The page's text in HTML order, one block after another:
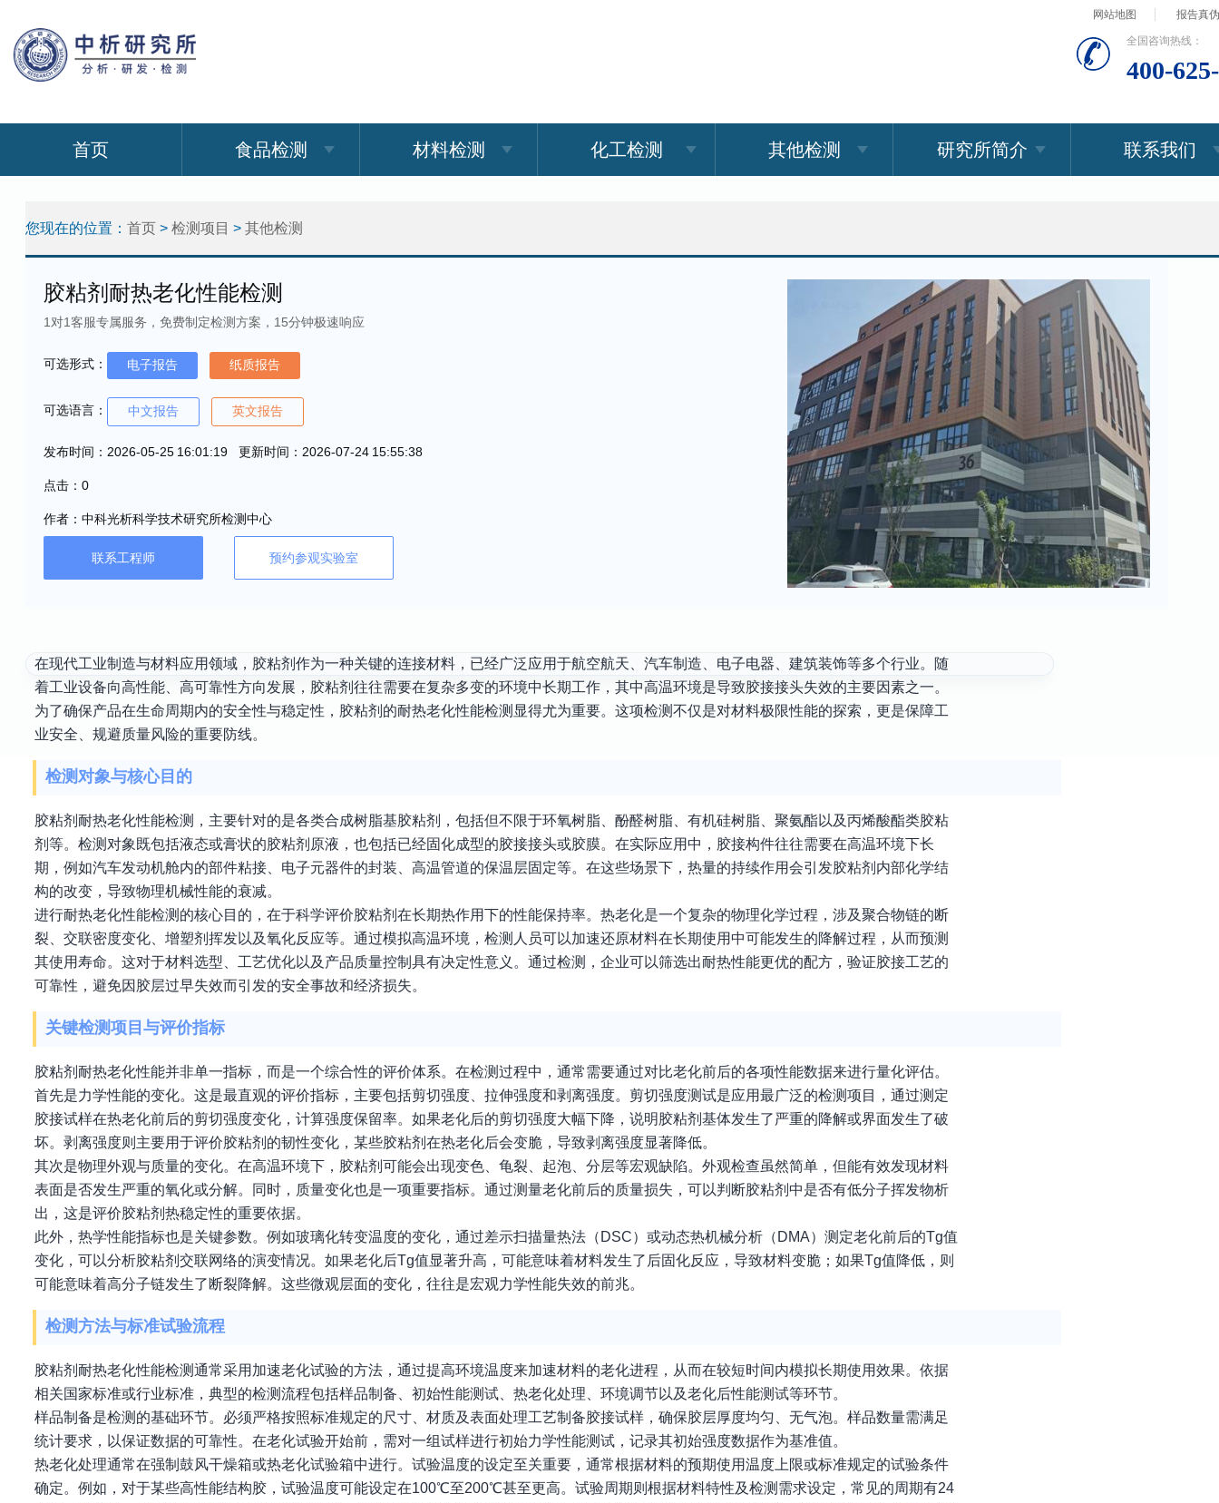
网站地图 报告真
全国咨询热线：
400-
首页 食品检测 材料检测 化工检测 其他检测 研究所简介 联系我们
您现在的位置： 首页 > 检测项目 > 其他检测
胶粘剂耐热老化性能检测
1对1客服专属服务，免费制定检测方案，15分钟极速响应
可选形式： 电子报告 纸质报告
可选语言： 中文报告 英文报告
发布时间：2026-05-25 16:01:19 更新时间：2026-07-24 15:55:38
点击：0
作者：中科光析科学技术研究所检测中心
联系工程师 预约参观实验室
在现代工业制造与材料应用领域，胶粘剂作为一种关键的连接材料，已经广泛应用于航空航天、汽车制造、电子电器、建筑装饰等多个行业。随
着工业设备向高性能、高可靠性方向发展，胶粘剂往往需要在复杂多变的环境中长期工作，其中高温环境是导致胶接接头失效的主要因素之一。
为了确保产品在生命周期内的安全性与稳定性，胶粘剂的耐热老化性能检测显得尤为重要。这项检测不仅是对材料极限性能的探索，更是保障工
业安全、规避质量风险的重要防线。
检测对象与核心目的
胶粘剂耐热老化性能检测，主要针对的是各类合成树脂基胶粘剂，包括但不限于环氧树脂、酚醛树脂、有机硅树脂、聚氨酯以及丙烯酸酯类胶粘
剂等。检测对象既包括液态或膏状的胶粘剂原液，也包括已经固化成型的胶接接头或胶膜。在实际应用中，胶接构件往往需要在高温环境下长
期，例如汽车发动机舱内的部件粘接、电子元器件的封装、高温管道的保温层固定等。在这些场景下，热量的持续作用会引发胶粘剂内部化学结
构的改变，导致物理机械性能的衰减。
进行耐热老化性能检测的核心目的，在于科学评价胶粘剂在长期热作用下的性能保持率。热老化是一个复杂的物理化学过程，涉及聚合物链的断
裂、交联密度变化、增塑剂挥发以及氧化反应等。通过模拟高温环境，检测人员可以加速还原材料在长期使用中可能发生的降解过程，从而预测
其使用寿命。这对于材料选型、工艺优化以及产品质量控制具有决定性意义。通过检测，企业可以筛选出耐热性能更优的配方，验证胶接工艺的
可靠性，避免因胶层过早失效而引发的安全事故和经济损失。
关键检测项目与评价指标
胶粘剂耐热老化性能并非单一指标，而是一个综合性的评价体系。在检测过程中，通常需要通过对比老化前后的各项性能数据来进行量化评估。
首先是力学性能的变化。这是最直观的评价指标，主要包括剪切强度、拉伸强度和剥离强度。剪切强度测试是应用最广泛的检测项目，通过测定
胶接试样在热老化前后的剪切强度变化，计算强度保留率。如果老化后的剪切强度大幅下降，说明胶粘剂基体发生了严重的降解或界面发生了破
坏。剥离强度则主要用于评价胶粘剂的韧性变化，某些胶粘剂在热老化后会变脆，导致剥离强度显著降低。
其次是物理外观与质量的变化。在高温环境下，胶粘剂可能会出现变色、龟裂、起泡、分层等宏观缺陷。外观检查虽然简单，但能有效发现材料
表面是否发生严重的氧化或分解。同时，质量变化也是一项重要指标。通过测量老化前后的质量损失，可以判断胶粘剂中是否有低分子挥发物析
出，这是评价胶粘剂热稳定性的重要依据。
此外，热学性能指标也是关键参数。例如玻璃化转变温度的变化，通过差示扫描量热法（DSC）或动态热机械分析（DMA）测定老化前后的Tg值
变化，可以分析胶粘剂交联网络的演变情况。如果老化后Tg值显著升高，可能意味着材料发生了后固化反应，导致材料变脆；如果Tg值降低，则
可能意味着高分子链发生了断裂降解。这些微观层面的变化，往往是宏观力学性能失效的前兆。
检测方法与标准试验流程
胶粘剂耐热老化性能检测通常采用加速老化试验的方法，通过提高环境温度来加速材料的老化进程，从而在较短时间内模拟长期使用效果。依据
相关国家标准或行业标准，典型的检测流程包括样品制备、初始性能测试、热老化处理、环境调节以及老化后性能测试等环节。
样品制备是检测的基础环节。必须严格按照标准规定的尺寸、材质及表面处理工艺制备胶接试样，确保胶层厚度均匀、无气泡。样品数量需满足
统计要求，以保证数据的可靠性。在老化试验开始前，需对一组试样进行初始力学性能测试，记录其初始强度数据作为基准值。
热老化处理通常在强制鼓风干燥箱或热老化试验箱中进行。试验温度的设定至关重要，通常根据材料的预期使用温度上限或标准规定的试验条件
确定。例如，对于某些高性能结构胶，试验温度可能设定在100℃至200℃甚至更高。试验周期则根据材料特性及检测需求设定，常见的周期有24